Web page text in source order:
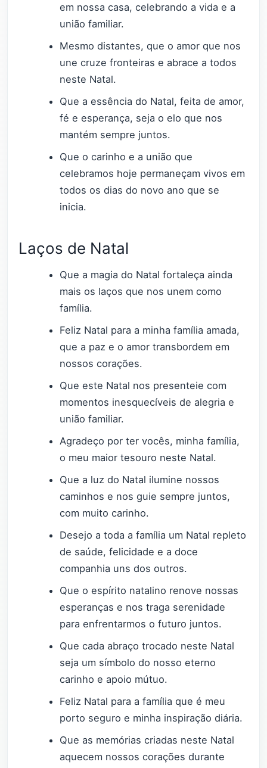
em nossa casa, celebrando a vida e a
união familiar.
Mesmo distantes, que o amor que nos
une cruze fronteiras e abrace a todos
neste Natal.
Que a essência do Natal, feita de amor,
fé e esperança, seja o elo que nos
mantém sempre juntos.
Que o carinho e a união que
celebramos hoje permaneçam vivos em
todos os dias do novo ano que se
inicia.
Laços de Natal
Que a magia do Natal fortaleça ainda
mais os laços que nos unem como
família.
Feliz Natal para a minha família amada,
que a paz e o amor transbordem em
nossos corações.
Que este Natal nos presenteie com
momentos inesquecíveis de alegria e
união familiar.
Agradeço por ter vocês, minha família,
o meu maior tesouro neste Natal.
Que a luz do Natal ilumine nossos
caminhos e nos guie sempre juntos,
com muito carinho.
Desejo a toda a família um Natal repleto
de saúde, felicidade e a doce
companhia uns dos outros.
Que o espírito natalino renove nossas
esperanças e nos traga serenidade
para enfrentarmos o futuro juntos.
Que cada abraço trocado neste Natal
seja um símbolo do nosso eterno
carinho e apoio mútuo.
Feliz Natal para a família que é meu
porto seguro e minha inspiração diária.
Que as memórias criadas neste Natal
aquecem nossos corações durante